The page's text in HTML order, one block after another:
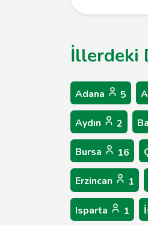
İllerdeki
Adana 5
Aydın 2
Bursa 16
Erzincan 1
Isparta 1